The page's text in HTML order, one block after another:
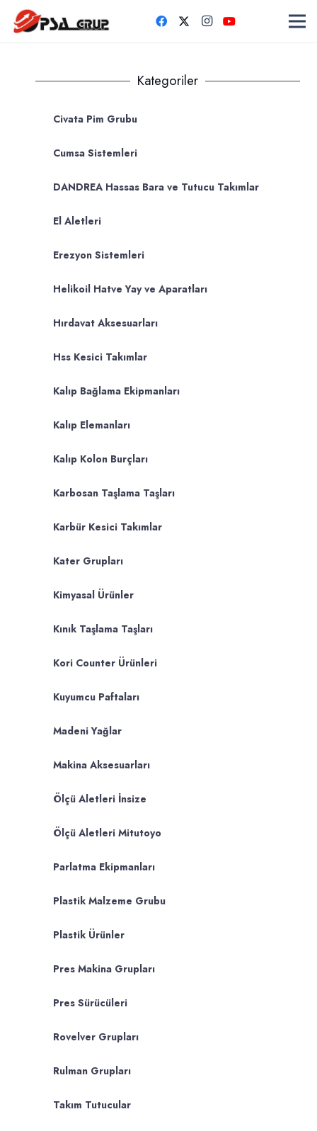
Kategoriler
Civata Pim Grubu
Cumsa Sistemleri
DANDREA Hassas Bara ve Tutucu Takımlar
El Aletleri
Erezyon Sistemleri
Helikoil Hatve Yay ve Aparatları
Hırdavat Aksesuarları
Hss Kesici Takımlar
Kalıp Bağlama Ekipmanları
Kalıp Elemanları
Kalıp Kolon Burçları
Karbosan Taşlama Taşları
Karbür Kesici Takımlar
Kater Grupları
Kimyasal Ürünler
Kınık Taşlama Taşları
Kori Counter Ürünleri
Kuyumcu Paftaları
Madeni Yağlar
Makina Aksesuarları
Ölçü Aletleri İnsize
Ölçü Aletleri Mitutoyo
Parlatma Ekipmanları
Plastik Malzeme Grubu
Plastik Ürünler
Pres Makina Grupları
Pres Sürücüleri
Rovelver Grupları
Rulman Grupları
Takım Tutucular